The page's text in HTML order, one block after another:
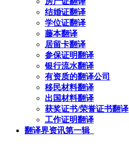
结婚证翻译
学位证翻译
藤本翻译
居留卡翻译
参保证明翻译
银行流水翻译
有资质的翻译公司
移民材料翻译
出国材料翻译
获奖证书/荣誉证书翻译
工作证明翻译
翻译界资讯第一辑